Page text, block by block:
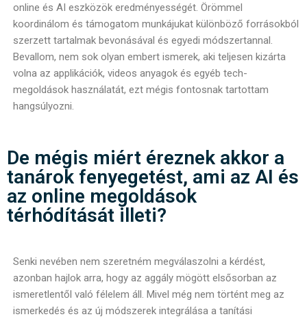
online és AI eszközök eredményességét. Örömmel
koordinálom és támogatom munkájukat különböző forrásokból
szerzett tartalmak bevonásával és egyedi módszertannal.
Bevallom, nem sok olyan embert ismerek, aki teljesen kizárta
volna az applikációk, videos anyagok és egyéb tech-
megoldások használatát, ezt mégis fontosnak tartottam
hangsúlyozni.
De mégis miért éreznek akkor a
tanárok fenyegetést, ami az AI és
az online megoldások
térhódítását illeti?
Senki nevében nem szeretném megválaszolni a kérdést,
azonban hajlok arra, hogy az aggály mögött elsősorban az
ismeretlentől való félelem áll. Mivel még nem történt meg az
ismerkedés és az új módszerek integrálása a tanítási